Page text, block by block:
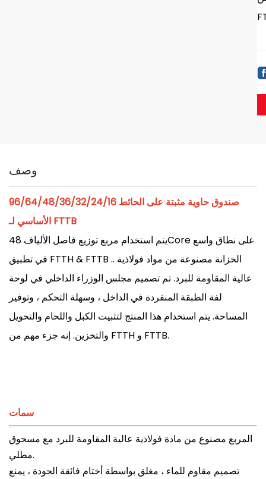
وصف
96/64/48/36/32/24/16 صندوق حاوية مثبتة على الحائط
الأساسي لـ FTTB
يتم استخدام مربع توزيع فاصل الألياف 48Core على نطاق واسع
في تطبيق FTTH & FTTB .. الخزانة مصنوعة من مواد فولاذية
عالية المقاومة للبرد. تم تصميم مجلس الوزراء الداخلي في لوحة
لفة الطبقة المنفردة في الداخل ، وسهلة التحكم ، وتوفير
المساحة. يتم استخدام هذا المنتج لتثبيت الكبل واللحام والتحويل
والتخزين. إنه جزء مهم من FTTH و FTTB.
سمات
المربع مصنوع من مادة فولاذية عالية المقاومة للبرد مع مسحوق
مطلي.
تصميم مقاوم للماء ، مغلق بواسطة أختام فائقة الجودة ، يمنع